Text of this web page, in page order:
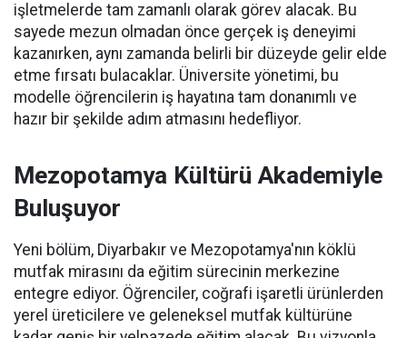
işletmelerde tam zamanlı olarak görev alacak. Bu
sayede mezun olmadan önce gerçek iş deneyimi
kazanırken, aynı zamanda belirli bir düzeyde gelir elde
etme fırsatı bulacaklar. Üniversite yönetimi, bu
modelle öğrencilerin iş hayatına tam donanımlı ve
hazır bir şekilde adım atmasını hedefliyor.
Mezopotamya Kültürü Akademiyle
Buluşuyor
Yeni bölüm, Diyarbakır ve Mezopotamya'nın köklü
mutfak mirasını da eğitim sürecinin merkezine
entegre ediyor. Öğrenciler, coğrafi işaretli ürünlerden
yerel üreticilere ve geleneksel mutfak kültürüne